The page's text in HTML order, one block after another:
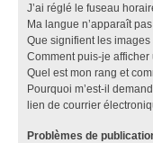
J’ai réglé le fuseau
Ma langue n’apparaît
Que signifient les
Comment puis-je afficher
Quel est mon rang et
Pourquoi m’est-il
lien de courrier
Problèmes de